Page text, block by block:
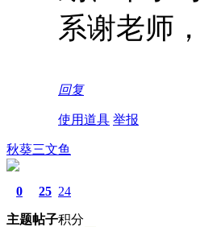
系谢老师
回复
使用道具 举报
秋葵三文鱼
0
主题
25
帖子
24
积分